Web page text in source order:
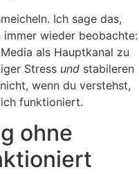
Ich sage das,
immer wieder beobachte:
als Hauptkanal zu
Stress und stabileren
wenn du verstehst,
funktioniert.
ohne